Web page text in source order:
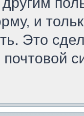
и
Это
почтовой